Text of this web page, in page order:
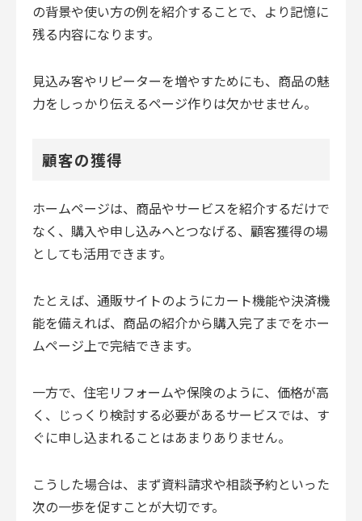
の背景や使い方の例を紹介することで、より記憶に
残る内容になります。
見込み客やリピーターを増やすためにも、商品の魅
力をしっかり伝えるページ作りは欠かせません。
顧客の獲得
ホームページは、商品やサービスを紹介するだけで
なく、購入や申し込みへとつなげる、顧客獲得の場
としても活用できます。
たとえば、通販サイトのようにカート機能や決済機
能を備えれば、商品の紹介から購入完了までをホー
ムページ上で完結できます。
一方で、住宅リフォームや保険のように、価格が高
く、じっくり検討する必要があるサービスでは、す
ぐに申し込まれることはあまりありません。
こうした場合は、まず資料請求や相談予約といった
次の一歩を促すことが大切です。